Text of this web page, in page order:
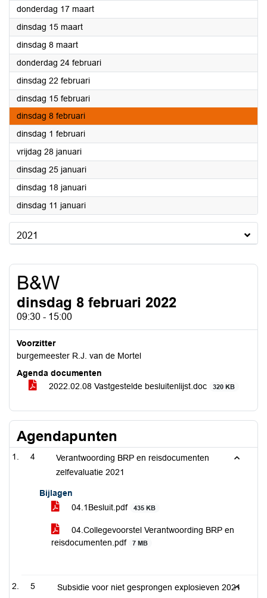
donderdag 17 maart2022
dinsdag 15 maart2022
dinsdag 8 maart2022
donderdag 24 februari2022
dinsdag 22 februari2022
dinsdag 15 februari2022
dinsdag 8 februari2022
dinsdag 1 februari2022
vrijdag 28 januari2022
dinsdag 25 januari2022
dinsdag 18 januari2022
dinsdag 11 januari2022
2021
B&W
dinsdag 8 februari 2022
09:30 - 15:00
Voorzitter
burgemeester R.J. van de Mortel
Agenda documenten
2022.02.08 Vastgestelde besluitenlijst.doc
320 KB
Agendapunten
4
Verantwoording BRP en reisdocumenten
zelfevaluatie 2021
Bijlagen
04.1Besluit.pdf
435 KB
04.Collegevoorstel Verantwoording BRP en
reisdocumenten.pdf
7 MB
5 Subsidie voor niet gesprongen explosieven 2021